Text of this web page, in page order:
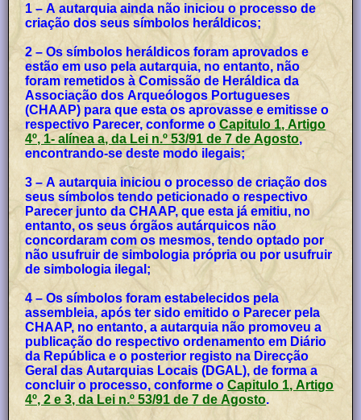
1 – A autarquia ainda não iniciou o processo de
criação dos seus símbolos heráldicos;
2 – Os símbolos heráldicos foram aprovados e
estão em uso pela autarquia, no entanto, não
foram remetidos à Comissão de Heráldica da
Associação dos Arqueólogos Portugueses
(CHAAP) para que esta os aprovasse e emitisse o
respectivo Parecer, conforme oCapitulo 1, Artigo
4º, 1- alínea a, da Lei n.º 53/91 de 7 de Agosto,
encontrando-se deste modo ilegais;
3 – A autarquia iniciou o processo de criação dos
seus símbolos tendo peticionado o respectivo
Parecer junto da CHAAP, que esta já emitiu, no
entanto, os seus órgãos autárquicos não
concordaram com os mesmos, tendo optado por
não usufruir de simbologia própria ou por usufruir
de simbologia ilegal;
4 – Os símbolos foram estabelecidos pela
assembleia, após ter sido emitido o Parecer pela
CHAAP, no entanto, a autarquia não promoveu a
publicação do respectivo ordenamento em Diário
da República e o posterior registo na Direcção
Geral das Autarquias Locais (DGAL), de forma a
concluir o processo, conforme oCapitulo 1, Artigo
4º, 2 e 3, da Lei n.º 53/91 de 7 de Agosto.